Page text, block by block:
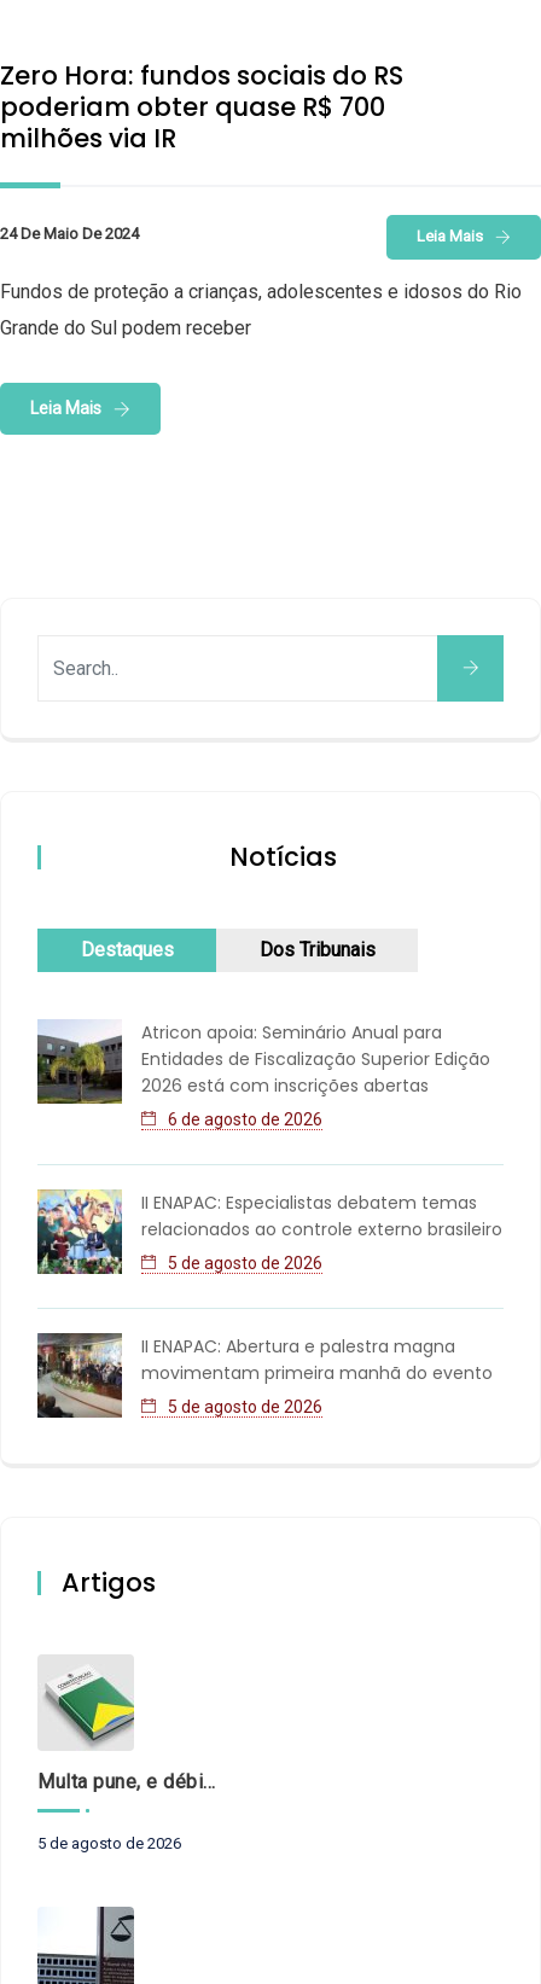
Zero Hora: fundos sociais do RS
poderiam obter quase R$ 700
milhões via IR
24 De Maio De 2024 Leia Mais
Fundos de proteção a crianças, adolescentes e idosos do Rio
Grande do Sul podem receber
Leia Mais
Notícias
Destaques Dos Tribunais
Atricon apoia: Seminário Anual para
Entidades de Fiscalização Superior Edição
2026 está com inscrições abertas
6 de agosto de 2026
II ENAPAC: Especialistas debatem temas
relacionados ao controle externo brasileiro
5 de agosto de 2026
II ENAPAC: Abertura e palestra magna
movimentam primeira manhã do evento
5 de agosto de 2026
Artigos
Multa pune, e débito recompõe. § 3º do art. 71 da Constituição: um problema de legística formal
5 de agosto de 2026